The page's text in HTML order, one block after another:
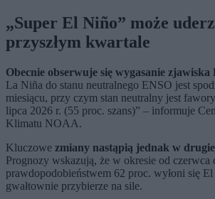
„Super El Niño” może
przyszłym kwartale
Obecnie obserwuje się wygasanie zjawiska
La Niña do stanu neutralnego ENSO jest
miesiącu, przy czym stan neutralny jest
lipca 2026 r. (55 proc. szans)” – informuje
Klimatu NOAA.
Kluczowe zmiany nastąpią jednak w
Prognozy wskazują, że w okresie od czerwca
prawdopodobieństwem 62 proc. wyłoni się
gwałtownie przybierze na sile.